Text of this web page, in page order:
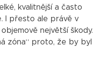
kvalitnější a často
I přesto ale právě v
největší škody.
zóna“ proto, že by byl